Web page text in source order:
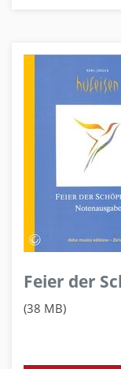
Feier der
(38 MB)